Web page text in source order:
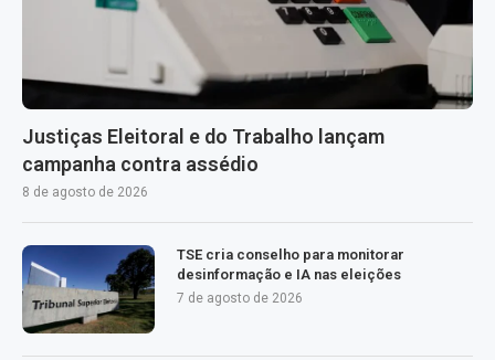
Justiças Eleitoral e do Trabalho lançam
campanha contra assédio
8 de agosto de 2026
TSE cria conselho para monitorar
desinformação e IA nas eleições
7 de agosto de 2026